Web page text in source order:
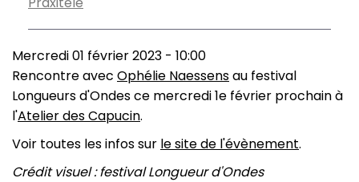
Mercredi 01 février 2023 - 10:00
Rencontre avec Ophélie Naessensau festival
Longueurs d'Ondes ce mercredi 1e février prochain à
l'Atelier des Capucin.
Voir toutes les infos sur le site de l'évènement.
Crédit visuel : festival Longueur d'Ondes